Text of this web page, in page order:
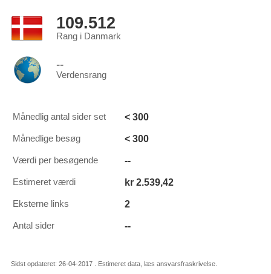
109.512
Rang i Danmark
--
Verdensrang
Månedlig antal sider set < 300
Månedlige besøg < 300
Værdi per besøgende --
Estimeret værdi kr 2.539,42
Eksterne links 2
Antal sider --
Sidst opdateret: 26-04-2017 . Estimeret data, læs ansvarsfraskrivelse.